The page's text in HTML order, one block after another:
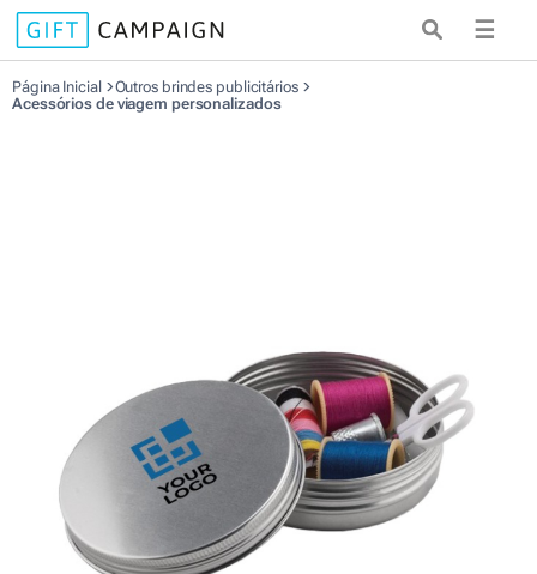
☰
Página Inicial
Outros brindes publicitários
Acessórios de viagem personalizados